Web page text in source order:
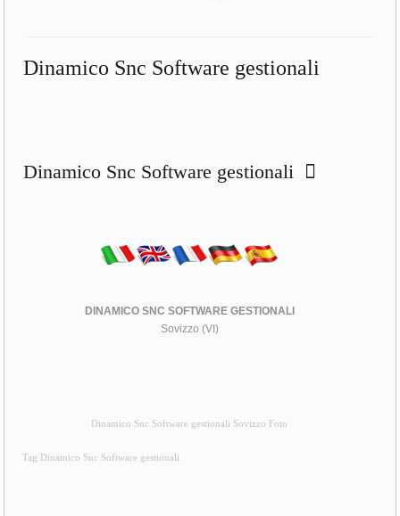
Dinamico Snc Software gestionali
Dinamico Snc Software gestionali
DINAMICO SNC SOFTWARE GESTIONALI
Sovizzo (VI)
Dinamico Snc Software gestionali Sovizzo Foto
Tag Dinamico Snc Software gestionali